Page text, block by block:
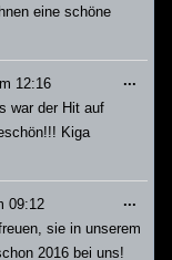
eine schöne
12:16
war der Hit auf
Kiga
...
09:12
sie in unserem
2016 bei uns!
...
ein-/